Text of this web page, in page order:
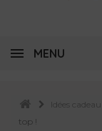
MENU
Idées cadeau
top !